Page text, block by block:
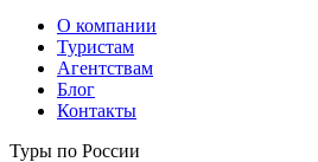
О компании
Туристам
Агентствам
Блог
Контакты
Туры по России